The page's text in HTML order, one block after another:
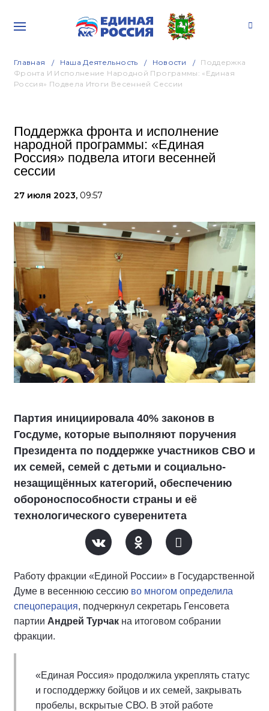
Главная Наша Деятельность Новости
Поддержка
Фронта И Исполнение Народной Программы: «Единая
Россия» Подвела Итоги Весенней Сессии
Поддержка фронта и исполнение
народной программы: «Единая
Россия» подвела итоги весенней
сессии
27 июля 2023, 09:57
Партия инициировала 40% законов в
Госдуме, которые выполняют поручения
Президента по поддержке участников СВО и
их семей, семей с детьми и социально-
незащищённых категорий, обеспечению
обороноспособности страны и её
технологического суверенитета
Работу фракции «Единой России» в Государственной
Думе в весеннюю сессию во многом определила
спецоперация, подчеркнул секретарь Генсовета
партии Андрей Турчак на итоговом собрании
фракции.
«Единая Россия» продолжила укреплять статус
и господдержку бойцов и их семей, закрывать
пробелы, вскрытые СВО. В этой работе